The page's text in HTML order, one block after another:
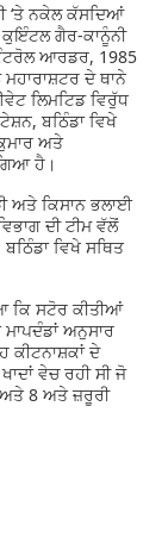
‘ਤੇ ਨਕੇਲ ਕੱਸਦਿਆਂ
ਕੁਇੰਟਲ ਗੈਰ-ਕਾਨੂੰਨੀ
ਆਰਡਰ, 1985
ਦੇ ਥਾਨੇ
ਲਿਮਟਿਡ ਵਿਰੁੱਧ
ਬਠਿੰਡਾ ਵਿਖੇ
ਅਤੇ
ਹੈ।
ਅਤੇ ਕਿਸਾਨ ਭਲਾਈ
ਦੀ ਟੀਮ ਵੱਲੋਂ
ਵਿਖੇ ਸਥਿਤ
ਕਿ ਸਟੋਰ ਕੀਤੀਆਂ
ਅਨੁਸਾਰ
ਕੀਟਨਾਸ਼ਕਾਂ ਦੇ
ਵੇਚ ਰਹੀ ਸੀ ਜੋ
8 ਅਤੇ ਜ਼ਰੂਰੀ